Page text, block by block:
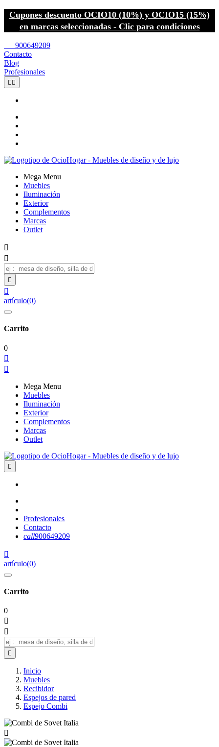
Cupones descuento OCIO10 (10%) y OCIO15 (15%)
en marcas seleccionadas - Clic para condiciones
900649209
Contacto
Blog
Profesionales
 
Mega Menu
Muebles
Iluminación
Exterior
Complementos
Marcas
Outlet




artículo(0)
Carrito
0


Mega Menu
Muebles
Iluminación
Exterior
Complementos
Marcas
Outlet

Profesionales
Contacto
call900649209

artículo(0)
Carrito
0



Inicio
Muebles
Recibidor
Espejos de pared
Espejo Combi
